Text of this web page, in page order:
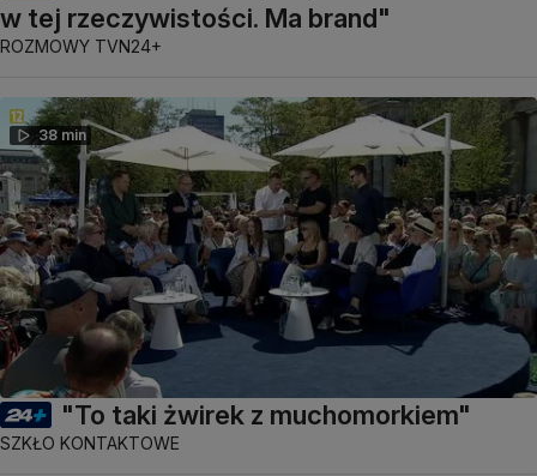
w tej rzeczywistości. Ma brand"
ROZMOWY TVN24+
38 min
"To taki żwirek z muchomorkiem"
SZKŁO KONTAKTOWE